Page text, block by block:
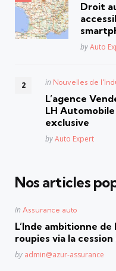
Droit
Posted
byAuto
Posted
in Nouvelles de
L’agence
LH
exclusive
Posted
byAuto Expert
Nos articles
Posted
in Assurance auto
L’Inde ambitionne de
roupies via la
Posted
by admin@azur-assurance